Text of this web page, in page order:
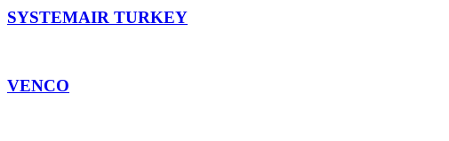
SYSTEMAIR TURKEY
VENCO